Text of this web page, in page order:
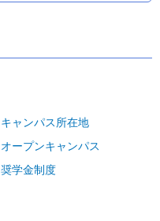
キャンパス所在地
オープンキャンパス
奨学金制度